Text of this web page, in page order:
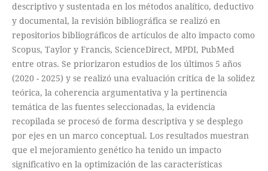
descriptivo y sustentada en los métodos analítico, deductivo
y documental, la revisión bibliográfica se realizó en
repositorios bibliográficos de artículos de alto impacto como
Scopus, Taylor y Francis, ScienceDirect, MPDI, PubMed
entre otras. Se priorizaron estudios de los últimos 5 años
(2020 - 2025) y se realizó una evaluación crítica de la solidez
teórica, la coherencia argumentativa y la pertinencia
temática de las fuentes seleccionadas, la evidencia
recopilada se procesó de forma descriptiva y se desplego
por ejes en un marco conceptual. Los resultados muestran
que el mejoramiento genético ha tenido un impacto
significativo en la optimización de las características